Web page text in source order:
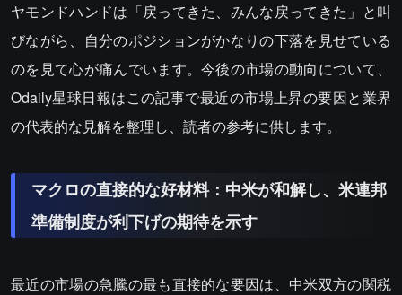
ヤモンドハンドは「戻ってきた、みんな戻ってきた」と叫
びながら、自分のポジションがかなりの下落を見せている
のを見て心が痛んでいます。今後の市場の動向について、
Odaily星球日報はこの記事で最近の市場上昇の要因と業界
の代表的な見解を整理し、読者の参考に供します。
マクロの直接的な好材料：中米が和解し、米連邦
準備制度が利下げの期待を示す
最近の市場の急騰の最も直接的な要因は、中米双方の関税